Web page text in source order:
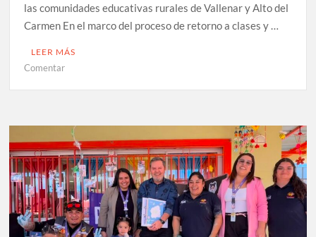
las comunidades educativas rurales de Vallenar y Alto del
Carmen En el marco del proceso de retorno a clases y …
LEER MÁS
Comentaren
en
terreno
el
retorno
a
clases
de